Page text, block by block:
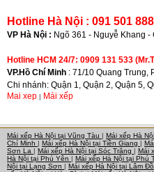
Hotline Hà Nội : 091 501
VP Hà Nội : Ngõ 361 - Nguyễ Khang -
Hotline HCM 24/7: 0909 131 533
VP.Hồ Chí Minh : 71/10 Quang Trung,
Chi nhánh: Quận 1, Quận 2, Quận 5,
Mai xep | Mái xếp
Mái xếp Hà Nội tại Vũng Tàu | Mái xếp Hà
Chí Minh | Mái xếp Hà Nội tại Tiền Giang |
Sơn La | Mái xếp Hà Nội tại Sóc Trăng | Mái
Hà Nội tại Phú Yên | Mái xếp Hà Nội tại Phú
Nội tại Lạng Sơn | Mái xếp Hà Nội tại Lâm